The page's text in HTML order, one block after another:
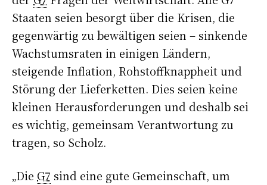
Staaten seien besorgt über die Krisen, die
gegenwärtig zu bewältigen seien – sinkende
Wachstumsraten in einigen Ländern,
steigende Inflation, Rohstoffknappheit und
Störung der Lieferketten. Dies seien keine
kleinen Herausforderungen und deshalb sei
es wichtig, gemeinsam Verantwortung zu
tragen, so Scholz.
„Die G7 sind eine gute Gemeinschaft, um